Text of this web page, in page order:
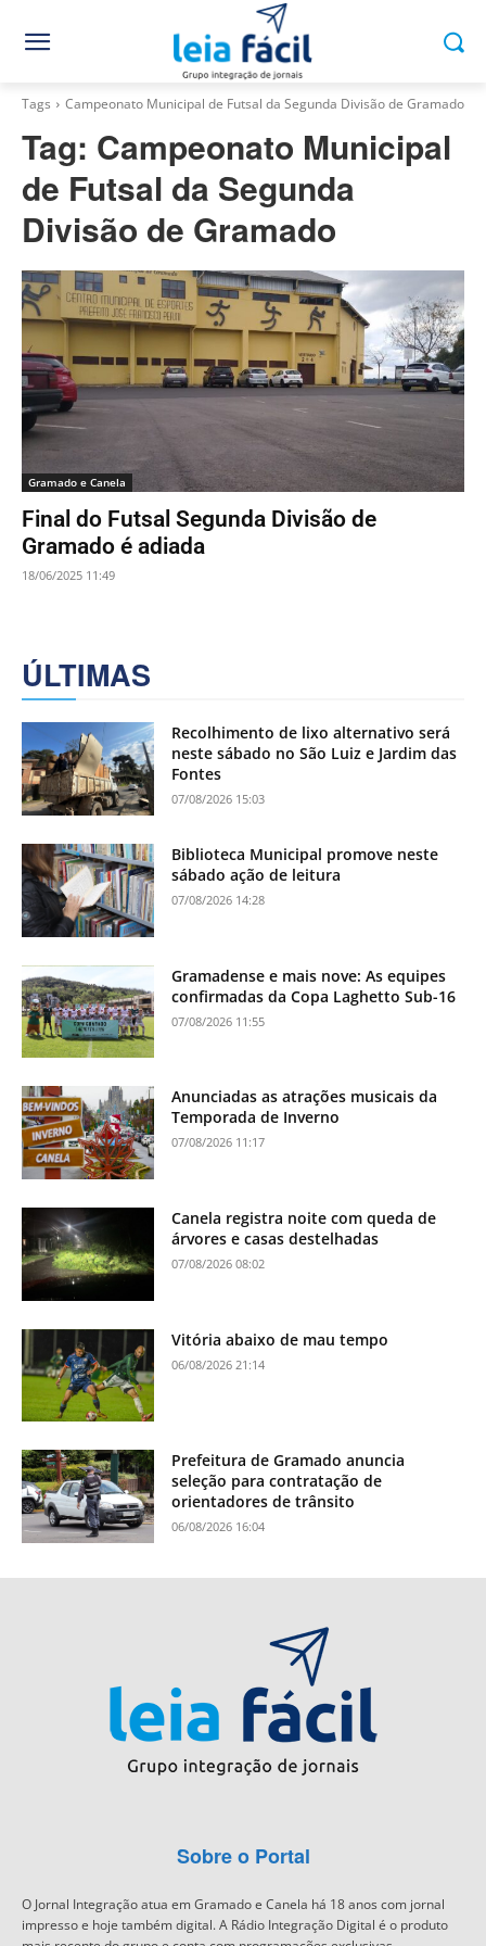
Tags Campeonato Municipal de Futsal da Segunda Divisão de Gramado
Tag: Campeonato Municipal
de Futsal da Segunda
Divisão de Gramado
Gramado e Canela
Final do Futsal Segunda Divisão de
Gramado é adiada
18/06/2025 11:49
ÚLTIMAS
Recolhimento de lixo alternativo será
neste sábado no São Luiz e Jardim das
Fontes
07/08/2026 15:03
Biblioteca Municipal promove neste
sábado ação de leitura
07/08/2026 14:28
Gramadense e mais nove: As equipes
confirmadas da Copa Laghetto Sub-16
07/08/2026 11:55
Anunciadas as atrações musicais da
Temporada de Inverno
07/08/2026 11:17
Canela registra noite com queda de
árvores e casas destelhadas
07/08/2026 08:02
Vitória abaixo de mau tempo
06/08/2026 21:14
Prefeitura de Gramado anuncia
seleção para contratação de
orientadores de trânsito
06/08/2026 16:04
Sobre o Portal
O Jornal Integração atua em Gramado e Canela há 18 anos com jornal
impresso e hoje também digital. A Rádio Integração Digital é o produto